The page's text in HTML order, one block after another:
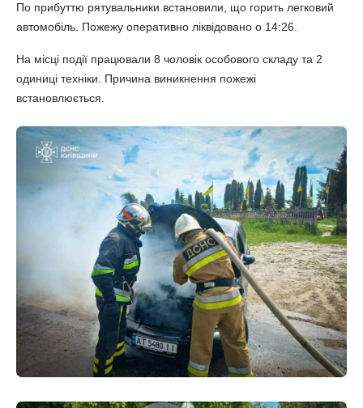
По прибуттю рятувальники встановили, що горить легковий
автомобіль. Пожежу оперативно ліквідовано о 14:26.
На місці події працювали 8 чоловік особового складу та 2
одиниці техніки. Причина виникнення пожежі
встановлюється.